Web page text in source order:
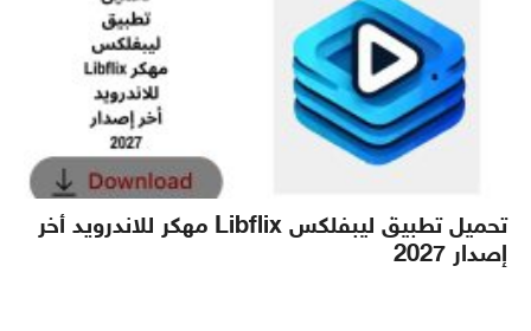
تحميل تطبيق ليبفلكس Libflix مهكر للاندرويد أخر
إصدار 2027